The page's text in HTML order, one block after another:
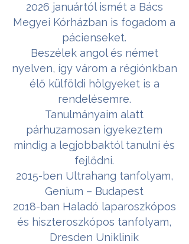
2026 januártól ismét a Bács
Megyei Kórházban is fogadom a
pácienseket.
Beszélek angol és német
nyelven, így várom a régiónkban
élő külföldi hölgyeket is a
rendelésemre.
Tanulmányaim alatt
párhuzamosan igyekeztem
mindig a legjobbaktól tanulni és
fejlődni.
2015-ben Ultrahang tanfolyam,
Genium – Budapest
2018-ban Haladó laparoszkópos
és hiszteroszkópos tanfolyam,
Dresden Uniklinik